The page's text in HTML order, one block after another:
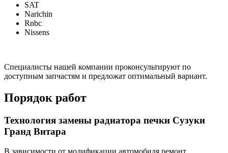
SAT
Narichin
Rnbc
Nissens
Специалисты нашей компании проконсультируют по
доступным запчастям и предложат оптимальный вариант.
Порядок работ
Технология замены радиатора печки Сузуки
Гранд Витара
В зависимости от модификации автомобиля ремонт